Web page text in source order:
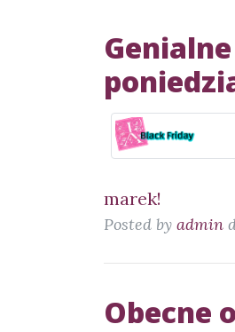
marek!
Posted by admin
Obecne